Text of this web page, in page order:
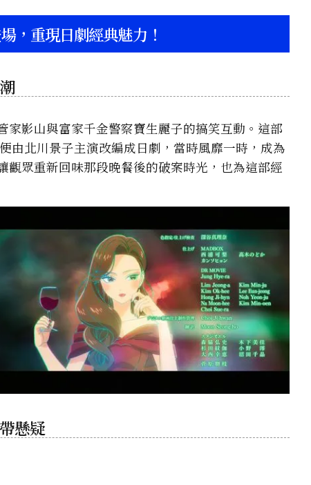
，重現日劇經典魅力！
影山與富家千金警察寶生麗子的搞笑互動。這部
由北川景子主演改編成日劇，當時風靡一時，成為
眾重新回味那段晚餐後的破案時光，也為這部經
懸疑